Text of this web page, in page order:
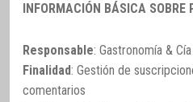
INFORMACIÓN BÁSICA SOBRE
Responsable: Gastronomía & Cía
Finalidad: Gestión de
comentarios